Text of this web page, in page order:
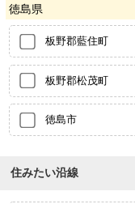
徳島県
板野郡藍住町
板野郡松茂町
徳島市
住みたい沿線